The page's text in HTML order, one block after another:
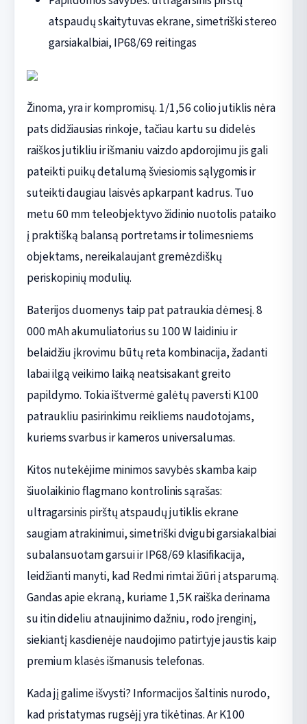
atspaudų skaitytuvas ekrane, simetriški stereo
garsiakalbiai, IP68/69 reitingas
Žinoma, yra ir kompromisų. 1/1,56 colio jutiklis nėra
pats didžiausias rinkoje, tačiau kartu su didelės
raiškos jutikliu ir išmaniu vaizdo apdorojimu jis gali
pateikti puikų detalumą šviesiomis sąlygomis ir
suteikti daugiau laisvės apkarpant kadrus. Tuo
metu 60 mm teleobjektyvo židinio nuotolis pataiko
į praktišką balansą portretams ir tolimesniems
objektams, nereikalaujant gremėzdiškų
periskopinių modulių.
Baterijos duomenys taip pat patraukia dėmesį. 8
000 mAh akumuliatorius su 100 W laidiniu ir
belaidžiu įkrovimu būtų reta kombinacija, žadanti
labai ilgą veikimo laiką neatsisakant greito
papildymo. Tokia ištvermė galėtų paversti K100
patraukliu pasirinkimu reikliems naudotojams,
kuriems svarbus ir kameros universalumas.
Kitos nutekėjime minimos savybės skamba kaip
šiuolaikinio flagmano kontrolinis sąrašas:
ultragarsinis pirštų atspaudų jutiklis ekrane
saugiam atrakinimui, simetriški dvigubi garsiakalbiai
subalansuotam garsui ir IP68/69 klasifikacija,
leidžianti manyti, kad Redmi rimtai žiūri į atsparumą.
Gandas apie ekraną, kuriame 1,5K raiška derinama
su itin dideliu atnaujinimo dažniu, rodo įrenginį,
siekiantį kasdienėje naudojimo patirtyje jaustis kaip
premium klasės išmanusis telefonas.
Kada jį galime išvysti? Informacijos šaltinis nurodo,
kad pristatymas rugsėjį yra tikėtinas. Ar K100